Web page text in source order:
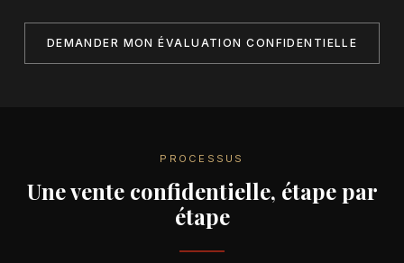
DEMANDER MON ÉVALUATION CONFIDENTIELLE
PROCESSUS
Une vente confidentielle, étape par
étape